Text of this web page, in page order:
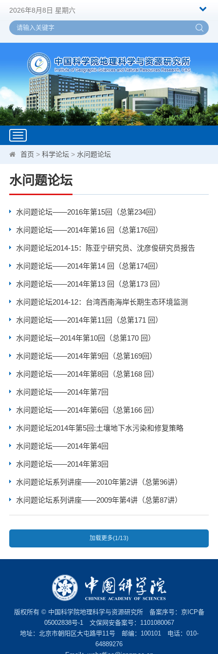
2026年8月8日 星期六
Toggle
navigation
首页 >科学论坛 > 水问题论坛
水问题论坛
水问题论坛——2016年第15回（总第234回）
水问题论坛——2014年第16 回（总第176回）
水问题论坛2014-15：陈亚宁研究员、沈彦俊研究员报告
水问题论坛——2014年第14 回（总第174回）
水问题论坛——2014年第13 回（总第173 回）
水问题论坛2014-12：台湾西南海岸长期生态环境监测
水问题论坛——2014年第11回（总第171 回）
水问题论坛—2014年第10回（总第170 回）
水问题论坛——2014年第9回（总第169回）
水问题论坛——2014年第8回（总第168 回）
水问题论坛——2014年第7回
水问题论坛——2014年第6回（总第166 回）
水问题论坛2014年第5回:土壤地下水污染和修复策略
水问题论坛——2014年第4回
水问题论坛——2014年第3回
水问题论坛系列讲座——2010年第2讲（总第96讲）
水问题论坛系列讲座——2009年第4讲（总第87讲）
加载更多(1/13)
版权所有 © 中国科学院地理科学与资源研究所 备案序号： 京ICP备
05002838号-1文保网安备案号：1101080067
地址：北京市朝阳区大屯路甲11号 邮编：100101 电话：010-
64889276